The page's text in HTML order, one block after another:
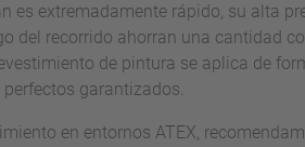
es extremadamente rápido, su alta
del recorrido ahorran una cantidad
de pintura se aplica de
garantizados.
en entornos ATEX,